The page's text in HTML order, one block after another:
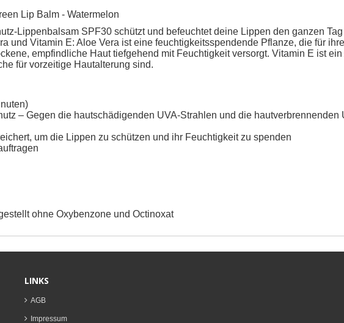
Lip Balm - Watermelon
Lippenbalsam SPF30 schützt und befeuchtet deine Lippen den ganzen
und Vitamin E: Aloe Vera ist eine feuchtigkeitsspendende Pflanze, die für
empfindliche Haut tiefgehend mit Feuchtigkeit versorgt. Vitamin E ist
für vorzeitige Hautalterung sind.
– Gegen die hautschädigenden UVA-Strahlen und die hautverbrennenden
um die Lippen zu schützen und ihr Feuchtigkeit zu spenden
ohne Oxybenzone und Octinoxat
LINKS
AGB
Impressum